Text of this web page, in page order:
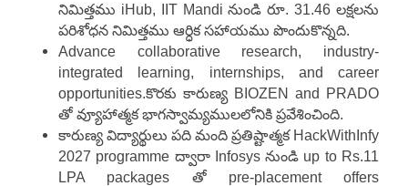
నిమిత్తము iHub, IIT Mandi నుండి రూ. 31.46 లక్షలను
పరిశోధన నిమిత్తము ఆర్ధిక సహాయము పొందుకొన్నది.
Advance collaborative research, industry-
integrated learning, internships, and career
opportunities.కొరకు కారుణ్య BIOZEN and PRADO
తో వ్యూహాత్మక భాగస్వామ్యములలోనికి ప్రవేశించింది.
కారుణ్య విద్యార్థులు పది మంది ప్రతిష్టాత్మక HackWithInfy
2027 programme ద్వారా Infosys నుండి up to Rs.11
LPA packages తో pre-placement offers